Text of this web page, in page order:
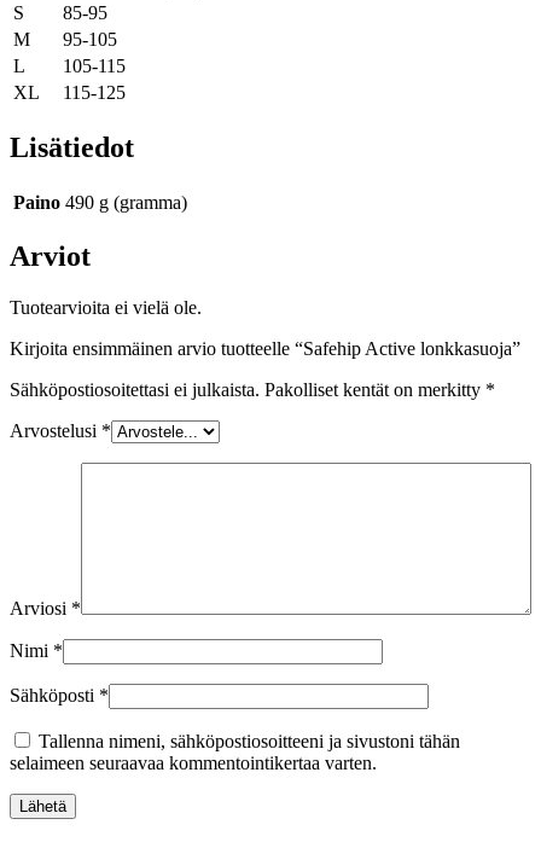
S
85-95
M
95-105
L
105-115
XL
115-125
Lisätiedot
Paino 490 g (gramma)
Arviot
Tuotearvioita ei vielä ole.
Kirjoita ensimmäinen arvio tuotteelle “Safehip Active lonkkasuoja”
Sähköpostiosoitettasi ei julkaista. Pakolliset kentät on merkitty *
Arvostelusi *
Arviosi *
Nimi *
Sähköposti *
Tallenna nimeni, sähköpostiosoitteeni ja sivustoni tähän
selaimeen seuraavaa kommentointikertaa varten.
Lähetä